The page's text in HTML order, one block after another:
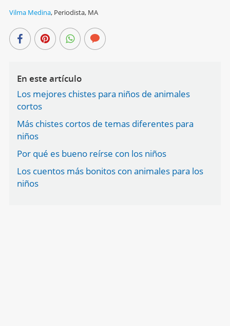
Vilma Medina, Periodista, MA
En este artículo
Los mejores chistes para niños de animales
cortos
Más chistes cortos de temas diferentes para
niños
Por qué es bueno reírse con los niños
Los cuentos más bonitos con animales para los
niños